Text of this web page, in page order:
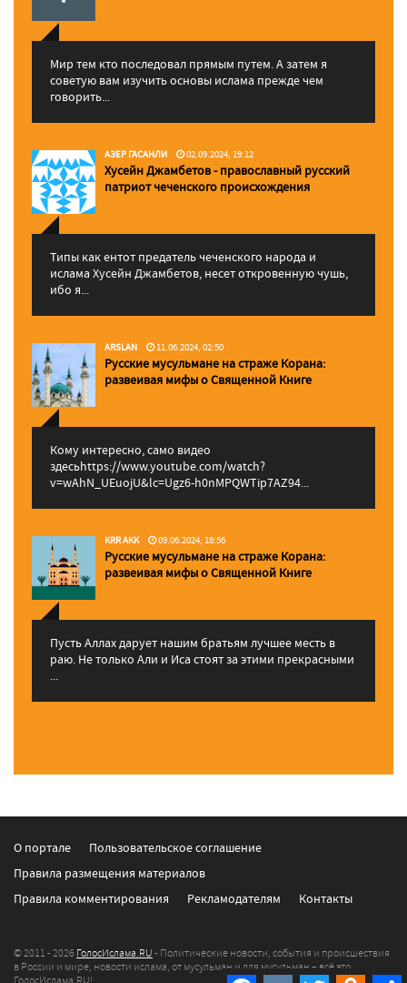
Мир тем кто последовал прямым путем. А затем я
советую вам изучить основы ислама прежде чем
говорить...
АЗЕР ГАСАНЛИ 02.09.2024, 19:12
Хусейн Джамбетов - православный русский
патриот чеченского происхождения
Типы как ентот предатель чеченского народа и
ислама Хусейн Джамбетов, несет откровенную чушь,
ибо я...
ARSLAN 11.06.2024, 02:50
Русские мусульмане на страже Корана:
pазвеивая мифы о Священной Книге
Кому интересно, само видео
здесьhttps://www.youtube.com/watch?
v=wAhN_UEuojU&lc=Ugz6-h0nMPQWTip7AZ94...
KRR AKK 09.06.2024, 18:56
Русские мусульмане на страже Корана:
pазвеивая мифы о Священной Книге
Пусть Аллах дарует нашим братьям лучшее месть в
раю. Не только Али и Иса стоят за этими прекрасными
...
О портале
Пользовательское соглашение
Правила размещения материалов
Правила комментирования
Рекламодателям Контакты
© 2011 - 2026 ГолосИслама.RU - Политические новости, события и происшествия
в России и мире, новости ислама, от мусульман и для мусульман – всё это